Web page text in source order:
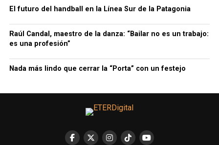
El futuro del handball en la Línea Sur de la Patagonia
Raúl Candal, maestro de la danza: “Bailar no es un trabajo:
es una profesión”
Nada más lindo que cerrar la “Porta” con un festejo